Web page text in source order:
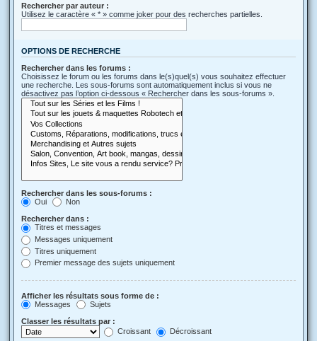
Rechercher par auteur :
Utilisez le caractère « * » comme joker pour des recherches partielles.
OPTIONS DE RECHERCHE
Rechercher dans les forums :
Choisissez le forum ou les forums dans le(s)quel(s) vous souhaitez effectuer
une recherche. Les sous-forums sont automatiquement inclus si vous ne
désactivez pas l’option ci-dessous « Rechercher dans les sous-forums ».
Rechercher dans les sous-forums :
Oui
Non
Rechercher dans :
Titres et messages
Messages uniquement
Titres uniquement
Premier message des sujets uniquement
Afficher les résultats sous forme de :
Messages
Sujets
Classer les résultats par :
Croissant
Décroissant